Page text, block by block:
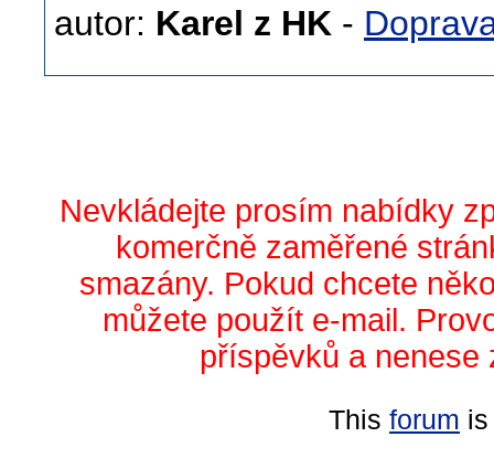
autor: Karel z HK -
Nevkládejte prosím nabídky
komerčně zaměřené
smazány. Pokud chcete
můžete použít e-mail.
příspěvků a nenese
This forum